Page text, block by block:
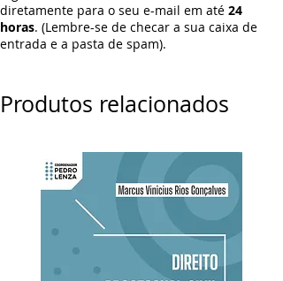
diretamente para o seu e-mail em até 24
horas. (Lembre-se de checar a sua caixa de
entrada e a pasta de spam).
Produtos relacionados